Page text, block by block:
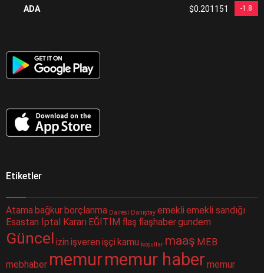
ADA $0.201151 -1.8
Etiketler
Atamabağkurborçlanma Dairesi Danıştay emekliemekli sandığı
Esastan İptal Kararı EĞİTİM flaş flaşhabergundem
Güncel izin işveren işçikamu koşullar maaş MEB
mebhaber memurmemur habermemur